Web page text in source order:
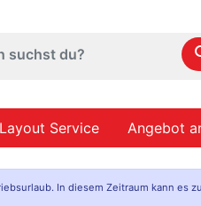
Layout Service Angebot
In diesem Zeitraum kann